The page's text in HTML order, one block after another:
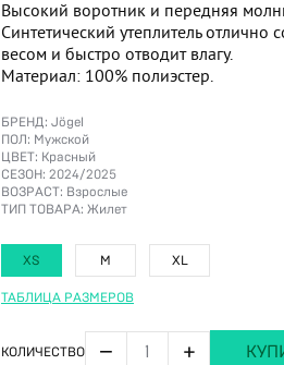
Высокий воротник и передняя
Синтетический утеплитель
весом и быстро отводит влагу.
Материал: 100% полиэстер.
БРЕНД: Jögel
ПОЛ: Мужской
ЦВЕТ: Красный
СЕЗОН: 2024/2025
ВОЗРАСТ: Взрослые
ТИП ТОВАРА: Жилет
XS M XL
ТАБЛИЦА РАЗМЕРОВ
КОЛИЧЕСТВО − +